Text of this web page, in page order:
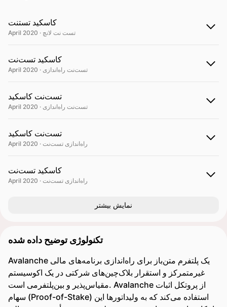
کاسکید تستنت
April 2020 · تست نت لانچ
کاسکید تست‌نت
April 2020 · تست‌نت راه‌اندازی
تست‌نت کاسکید
April 2020 · تست‌نت راه‌اندازی
تست‌نت کاسکید
April 2020 · راه‌اندازی تست‌نت
کاسکید تست‌نت
April 2020 · راه‌اندازی تست‌نت
نمایش بیشتر
تکنولوژی توضیح داده شده
Avalanche یک پلتفرم متن‌باز برای راه‌اندازی برنامه‌های مالی
غیرمتمرکز و استقرار بلاک‌چین‌های شرکتی در یک اکوسیستم
مقیاس‌پذیر و بین‌پلتفرمی است. Avalanche از پروتکل اثبات
سهام (Proof-of-Stake) استفاده می‌کند که به ولیداتورها این